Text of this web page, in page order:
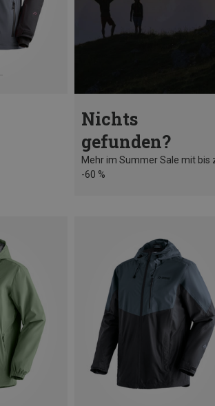
Nichts
gefunden?
Mehr im Summer Sale mit bis
-60 %